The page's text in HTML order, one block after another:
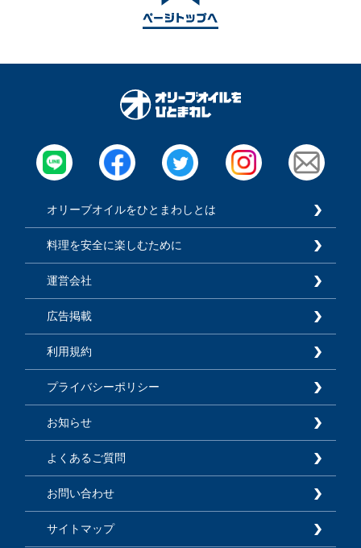
オリーブオイルをひとまわしとは
料理を安全に楽しむために
運営会社
広告掲載
利用規約
プライバシーポリシー
お知らせ
よくあるご質問
お問い合わせ
サイトマップ